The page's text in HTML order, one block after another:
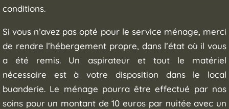
conditions.
Si vous n’avez pas opté pour le service ménage, merci
de rendre l’hébergement propre, dans l’état où il vous
a été remis. Un aspirateur et tout le matériel
nécessaire est à votre disposition dans le local
buanderie. Le ménage pourra être effectué par nos
soins pour un montant de 10 euros par nuitée avec un